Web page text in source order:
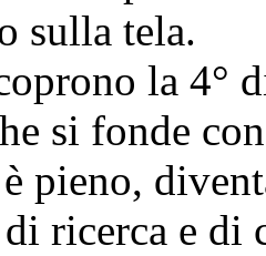
sulla tela.
la 4°
si fonde
pieno,
di ricerca e di